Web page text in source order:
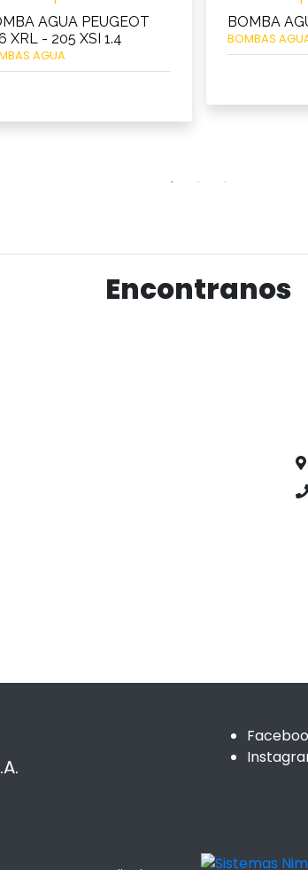
AGUA PEUGEOT
XRL - 205 XSI 1.4
AGUA
BOMBA
BOMBAS
Encontranos